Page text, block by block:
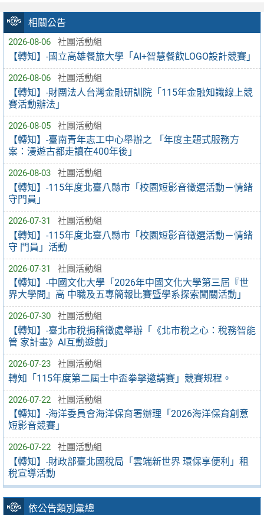
相關公告
2026-08-06 社團活動組
【轉知】-國立高雄餐旅大學「AI+智慧餐飲LOGO設計競賽」
2026-08-06 社團活動組
【轉知】-財團法人台灣金融研訓院「115年金融知識線上競
賽活動辦法」
2026-08-05 社團活動組
【轉知】-臺南青年志工中心舉辦之 「年度主題式服務方
案：漫遊古都走讀在400年後」
2026-08-03 社團活動組
【轉知】-115年度北臺八縣市「校園短影音徵選活動－情緒
守門員」
2026-07-31 社團活動組
【轉知】-115年度北臺八縣市「校園短影音徵選活動－情緒
守 門員」活動
2026-07-31 社團活動組
【轉知】-中國文化大學「2026年中國文化大學第三屆『世
界大學問』高 中職及五專簡報比賽暨學系探索闖關活動」
2026-07-30 社團活動組
【轉知】-臺北市稅捐稽徵處舉辦「《北市稅之心：稅務智能
管 家計畫》AI互動遊戲」
2026-07-23 社團活動組
轉知「115年度第二屆士中盃拳擊邀請賽」競賽規程。
2026-07-22 社團活動組
【轉知】-海洋委員會海洋保育署辦理「2026海洋保育創意
短影音競賽」
2026-07-22 社團活動組
【轉知】-財政部臺北國稅局「雲端新世界 環保享便利」租
稅宣導活動
依公告類別彙總